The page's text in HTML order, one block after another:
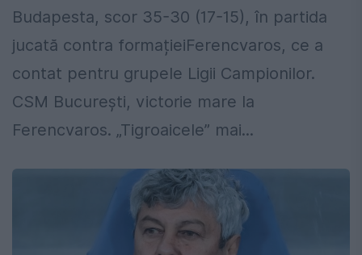
Budapesta, scor 35-30 (17-15), în partida
jucată contra formațieiFerencvaros, ce a
contat pentru grupele Ligii Campionilor.
CSM București, victorie mare la
Ferencvaros. „Tigroaicele” mai...